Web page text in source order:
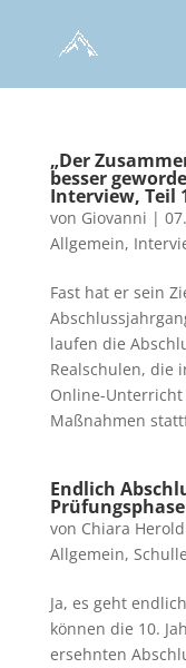
„Der
besser
Interview, Teil
von Giovanni |
Allgemein,
Fast hat er sein
laufen die
Realschulen, die
Online-
Maßnahmen
Endlich
Prüfungsphase
von Chiara Herold
Allgemein,
Ja, es geht
können die 10.
ersehnten